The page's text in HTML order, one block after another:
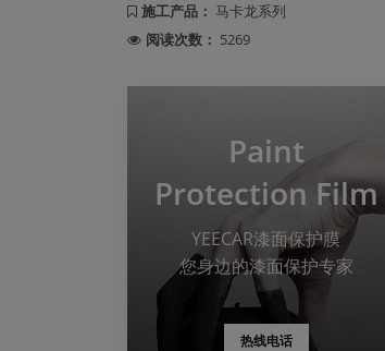
施工产品： 马卡龙系列
阅读次数： 5269
Paint
Protection Film
YEECAR漆面保护膜
您身边的漆面保护专家
热线电话